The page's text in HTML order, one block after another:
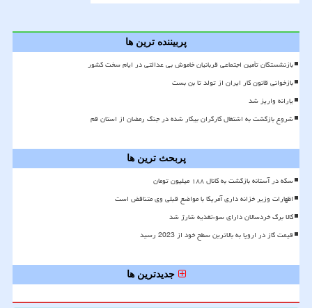
پربیننده ترین ها
بازنشستگان تأمین اجتماعی قربانیان خاموش بی عدالتی در ایام سخت کشور
بازخوانی قانون کار ایران از تولد تا بن بست
یارانه واریز شد
شروع بازگشت به اشتغال کارگران بیکار شده در جنگ رمضان از استان قم
پربحث ترین ها
سکه در آستانه بازگشت به کانال ۱۸۸ میلیون تومان
اظهارات وزیر خزانه داری آمریکا با مواضع قبلی وی متناقض است
کالا برگ خردسالان دارای سوءتغذیه شارژ شد
قیمت گاز در اروپا به بالاترین سطح خود از 2023 رسید
جدیدترین ها